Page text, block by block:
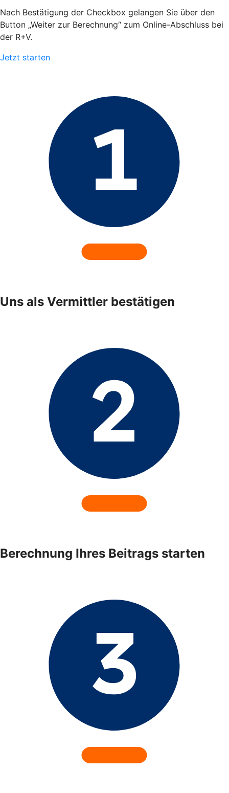
Nach Bestätigung der Checkbox gelangen Sie über den
Button „Weiter zur Berechnung“ zum Online-Abschluss bei
der R+V.
Jetzt starten
Uns als Vermittler bestätigen
Berechnung Ihres Beitrags starten